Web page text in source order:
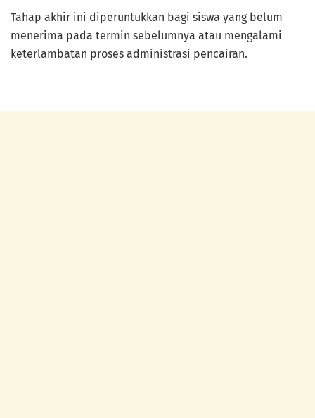
Tahap akhir ini diperuntukkan bagi siswa yang belum
menerima pada termin sebelumnya atau mengalami
keterlambatan proses administrasi pencairan.